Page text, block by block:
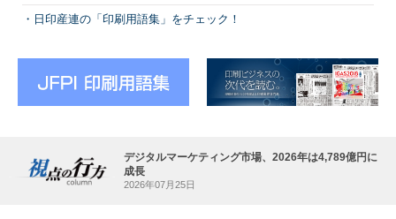
日印産連の「印刷用語集」をチェック！
デジタルマーケティング市場、2026年は4,789億円に
成長
2026年07月25日